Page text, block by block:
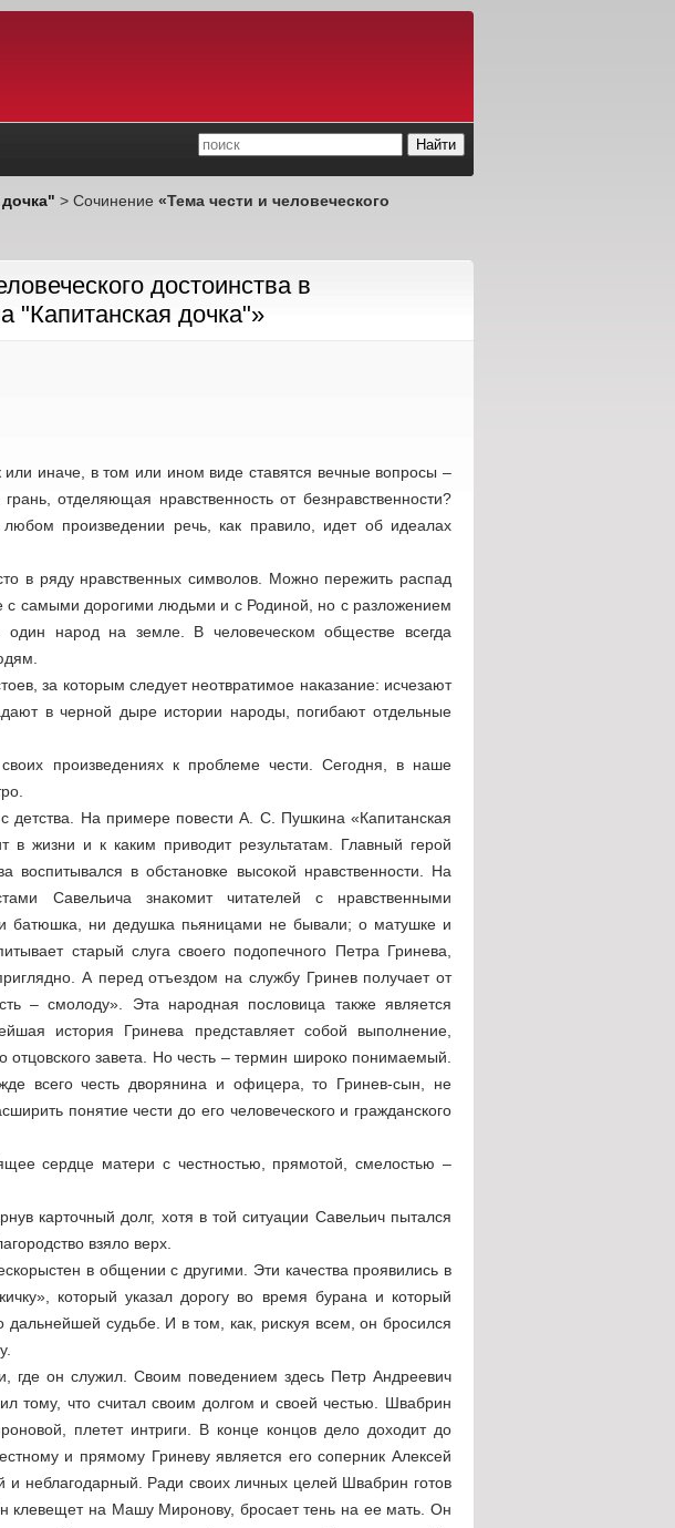
> Сочинение «Тема чести и человеческого
достоинства в
"Капитанская дочка"»
иначе, в том или ином виде ставятся вечные вопросы –
отделяющая нравственность от безнравственности?
произведении речь, как правило, идет об идеалах
в ряду нравственных символов. Можно пережить распад
с самыми дорогими людьми и с Родиной, но с разложением
один народ на земле. В человеческом обществе всегда
за которым следует неотвратимое наказание: исчезают
в черной дыре истории народы, погибают отдельные
произведениях к проблеме чести. Сегодня, в наше
детства. На примере повести А. С. Пушкина «Капитанская
в жизни и к каким приводит результатам. Главный герой
воспитывался в обстановке высокой нравственности. На
Савельича знакомит читателей с нравственными
батюшка, ни дедушка пьяницами не бывали; о матушке и
старый слуга своего подопечного Петра Гринева,
А перед отъездом на службу Гринев получает от
– смолоду». Эта народная пословица также является
история Гринева представляет собой выполнение,
отцовского завета. Но честь – термин широко понимаемый.
всего честь дворянина и офицера, то Гринев-сын, не
понятие чести до его человеческого и гражданского
сердце матери с честностью, прямотой, смелостью –
карточный долг, хотя в той ситуации Савельич пытался
взяло верх.
в общении с другими. Эти качества проявились в
который указал дорогу во время бурана и который
судьбе. И в том, как, рискуя всем, он бросился
где он служил. Своим поведением здесь Петр Андреевич
тому, что считал своим долгом и своей честью. Швабрин
плетет интриги. В конце концов дело доходит до
и прямому Гриневу является его соперник Алексей
неблагодарный. Ради своих личных целей Швабрин готов
клевещет на Машу Миронову, бросает тень на ее мать. Он